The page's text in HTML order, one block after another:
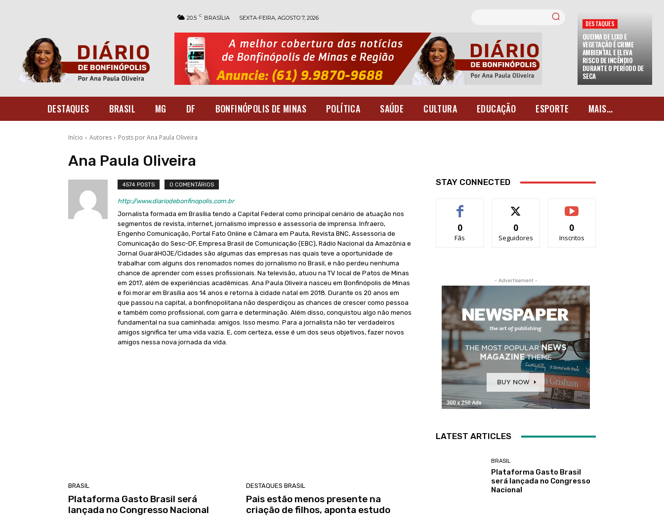
20.5 C BRASÍLIA SEXTA-FEIRA, AGOSTO 7, 2026
DESTAQUES
QUEIMA DE LIXO E
VEGETAÇÃO É CRIME
AMBIENTAL E ELEVA
RISCO DE INCÊNDIO
DURANTE O PERÍODO DE
SECA
DESTAQUES BRASIL MG DF BONFINÓPOLIS DE MINAS POLÍTICA SAÚDE CULTURA EDUCAÇÃO ESPORTE MAIS...
Início Autores Posts por Ana Paula Oliveira
Ana Paula Oliveira
4574 POSTS 0 COMENTÁRIOS
http://www.diariodebonfinopolis.com.br
Jornalista formada em Brasília tendo a Capital Federal como principal cenário de atuação nos
segmentos de revista, internet, jornalismo impresso e assessoria de imprensa. Infraero,
Engenho Comunicação, Portal Fato Online e Câmara em Pauta, Revista BNC, Assessoria de
Comunicação do Sesc-DF, Empresa Brasil de Comunicação (EBC), Rádio Nacional da Amazônia e
Jornal GuaráHOJE/Cidades são algumas das empresas nas quais teve a oportunidade de
trabalhar com alguns dos renomados nomes do jornalismo no Brasil, e não perdeu nenhuma
chance de aprender com esses profissionais. Na televisão, atuou na TV local de Patos de Minas
em 2017, além de experiências acadêmicas. Ana Paula Oliveira nasceu em Bonfinópolis de Minas
e foi morar em Brasília aos 14 anos e retorna à cidade natal em 2018. Durante os 20 anos em
que passou na capital, a bonfinopolitana não desperdiçou as chances de crescer como pessoa
e também como profissional, com garra e determinação. Além disso, conquistou algo não menos
fundamental na sua caminhada: amigos. Isso mesmo. Para a jornalista não ter verdadeiros
amigos significa ter uma vida vazia. E, com certeza, esse é um dos seus objetivos, fazer novos
amigos nessa nova jornada da vida.
BRASIL
Plataforma Gasto Brasil será
lançada no Congresso Nacional
DESTAQUES BRASIL
Pais estão menos presente na
criação de filhos, aponta estudo
STAY CONNECTED
0
Fãs
0
Seguidores
0
Inscritos
- Advertisement -
LATEST ARTICLES
BRASIL
Plataforma Gasto Brasil
será lançada no Congresso
Nacional